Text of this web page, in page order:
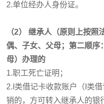
2.单位经办人身份证。
（2） 继承人（原则上按
偶、子女、父母；第二顺序
母）办理的
1.职工死亡证明；
2. I类借记卡收款账户（ I类
销的，方可转入继承人的银